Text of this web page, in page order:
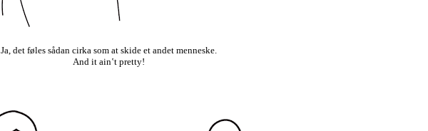
Ja, det føles sådan cirka som at skide et andet menneske.
And it ain‛t pretty!